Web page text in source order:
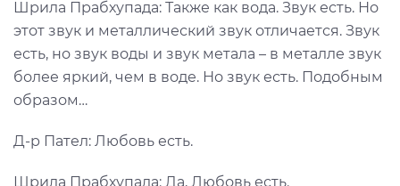
Шрила Прабхупада: Также как вода. Звук есть. Но
этот звук и металлический звук отличается. Звук
есть, но звук воды и звук метала – в металле звук
более яркий, чем в воде. Но звук есть. Подобным
образом…
Д-р Пател: Любовь есть.
Шрила Прабхупада: Да, Любовь есть.